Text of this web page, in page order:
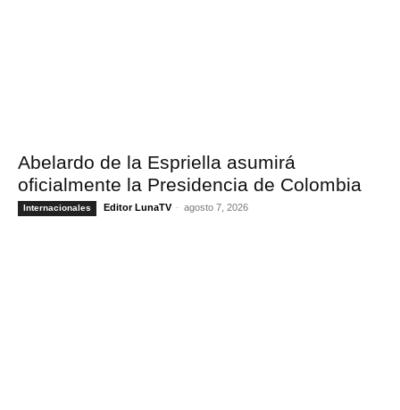
Abelardo de la Espriella asumirá
oficialmente la Presidencia de Colombia
Internacionales Editor LunaTV - agosto 7, 2026